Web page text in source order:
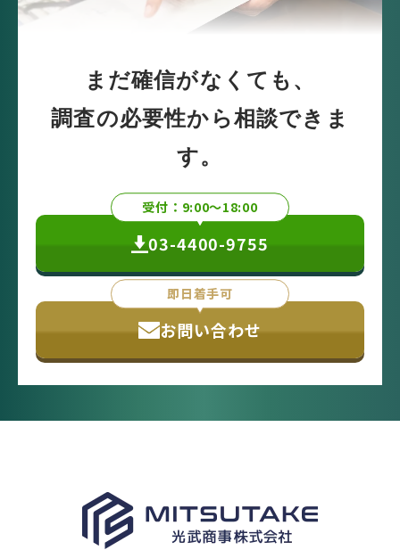
まだ確信がなくても、
調査の必要性から相談できま
す。
受付：9:00〜18:00
03-4400-9755
即日着手可
お問い合わせ